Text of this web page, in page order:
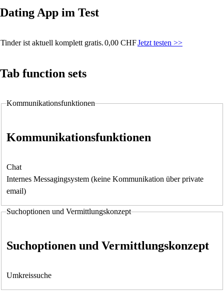
Dating App im Test
Tinder ist aktuell komplett gratis.0,00 CHFJetzt testen >>
Tab function sets
Kommunikationsfunktionen
Kommunikationsfunktionen
Chat
Internes Messagingsystem (keine Kommunikation über private
email)
Suchoptionen und Vermittlungskonzept
Suchoptionen und Vermittlungskonzept
Umkreissuche